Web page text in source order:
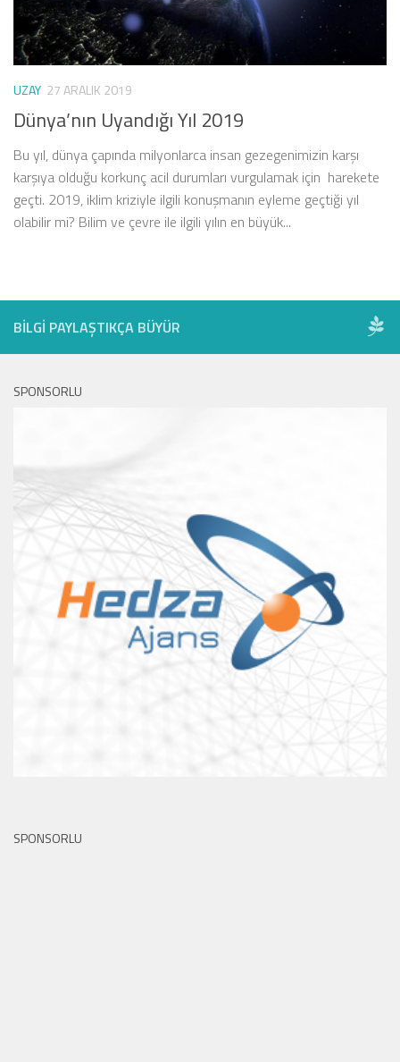
UZAY 27 ARALIK 2019
Dünya’nın Uyandığı Yıl 2019
Bu yıl, dünya çapında milyonlarca insan gezegenimizin karşı
karşıya olduğu korkunç acil durumları vurgulamak için harekete
geçti. 2019, iklim kriziyle ilgili konuşmanın eyleme geçtiği yıl
olabilir mi? Bilim ve çevre ile ilgili yılın en büyük...
BILGI PAYLAŞTIKÇA BÜYÜR
SPONSORLU
SPONSORLU